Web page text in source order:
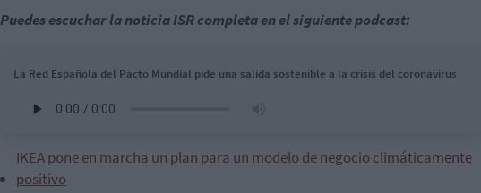
Puedes escuchar la noticia ISR completa en el siguiente podcast:
La Red Española del Pacto Mundial pide una salida sostenible a la crisis del coronavirus
IKEA pone en marcha un plan para un modelo de negocio climáticamente
positivo